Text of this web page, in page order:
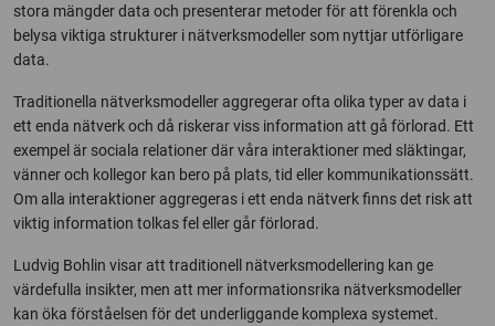
stora mängder data och presenterar metoder för att förenkla och
belysa viktiga strukturer i nätverksmodeller som nyttjar utförligare
data.
Traditionella nätverksmodeller aggregerar ofta olika typer av data i
ett enda nätverk och då riskerar viss information att gå förlorad. Ett
exempel är sociala relationer där våra interaktioner med släktingar,
vänner och kollegor kan bero på plats, tid eller kommunikationssätt.
Om alla interaktioner aggregeras i ett enda nätverk finns det risk att
viktig information tolkas fel eller går förlorad.
Ludvig Bohlin visar att traditionell nätverksmodellering kan ge
värdefulla insikter, men att mer informationsrika nätverksmodeller
kan öka förståelsen för det underliggande komplexa systemet.